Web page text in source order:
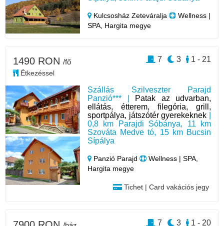
Kulcsosház Zeteváralja
Wellness |
SPA, Hargita megye
Szállás Szilveszter Parajd
Panzió*** |
Patak az udvarban,
ellátás, étterem, filegória, grill,
sportpálya, játszótér gyerekeknek
0,8 km Parajdi Sóbánya, 11 km
Szováta Medve tó, 15 km Bucsin
Sípálya
Panzió Parajd
Wellness | SPA,
Hargita megye
Tichet | Card vakációs jegy
1490 RON /fő
Étkezéssel
1 - 21
3
7
1 - 20
3
7